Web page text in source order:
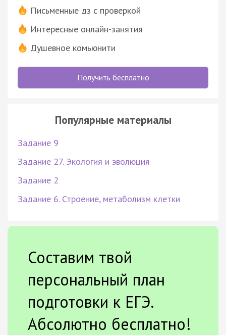
Письменные дз с проверкой
Интересные онлайн-занятия
Душевное комьюнити
Получить бесплатно
Популярные материалы
Задание 9
Задание 27. Экология и эволюция
Задание 2
Задание 6. Строение, метаболизм клетки
Составим твой
персональный план
подготовки к ЕГЭ.
Абсолютно бесплатно!